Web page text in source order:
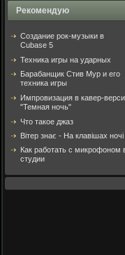
Рекомендую
Создание рок-музыки в
Cubase 5
Техника игры на ударных
Барабанщик Стив Мур и его
техника игры
Импровизация в кавер-
"Темная ночь"
Что такое джаз
Вітер знає - На клавішах ночі
Как работать с микрофоном
студии